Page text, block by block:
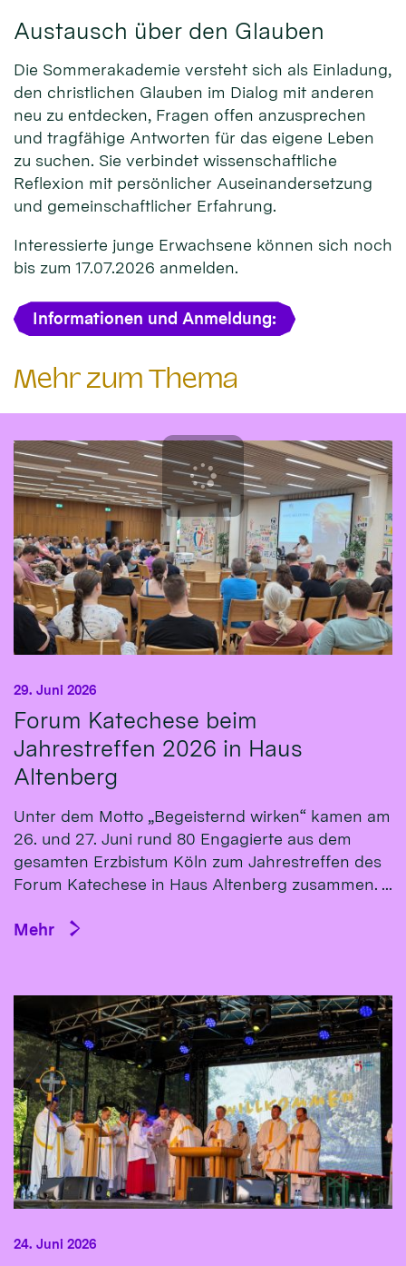
Austausch über den Glauben
Die Sommerakademie versteht sich als Einladung,
den christlichen Glauben im Dialog mit anderen
neu zu entdecken, Fragen offen anzusprechen
und tragfähige Antworten für das eigene Leben
zu suchen. Sie verbindet wissenschaftliche
Reflexion mit persönlicher Auseinandersetzung
und gemeinschaftlicher Erfahrung.
Interessierte junge Erwachsene können sich noch
bis zum 17.07.2026 anmelden.
Informationen und Anmeldung:
Mehr zum Thema
Forum Katechese beim
Jahrestreffen 2026 in Haus
Altenberg
29. Juni 2026
Unter dem Motto „Begeisternd wirken“ kamen am
26. und 27. Juni rund 80 Engagierte aus dem
gesamten Erzbistum Köln zum Jahrestreffen des
Forum Katechese in Haus Altenberg zusammen. ...
Mehr
24. Juni 2026